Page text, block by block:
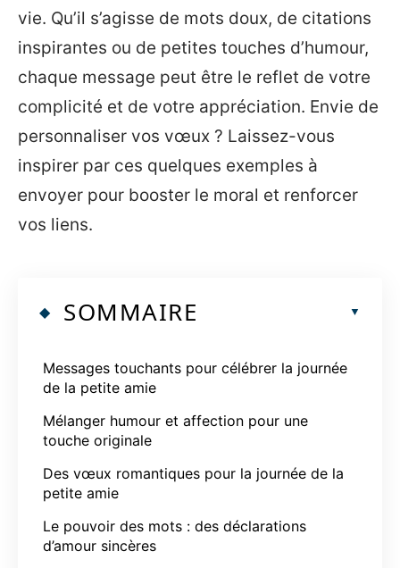
vie. Qu’il s’agisse de mots doux, de citations
inspirantes ou de petites touches d’humour,
chaque message peut être le reflet de votre
complicité et de votre appréciation. Envie de
personnaliser vos vœux ? Laissez-vous
inspirer par ces quelques exemples à
envoyer pour booster le moral et renforcer
vos liens.
SOMMAIRE
Messages touchants pour célébrer la journée
de la petite amie
Mélanger humour et affection pour une
touche originale
Des vœux romantiques pour la journée de la
petite amie
Le pouvoir des mots : des déclarations
d’amour sincères